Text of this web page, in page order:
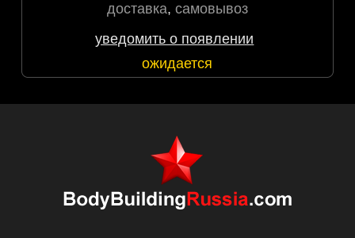
доставка, самовывоз
уведомить о появлении
ожидается